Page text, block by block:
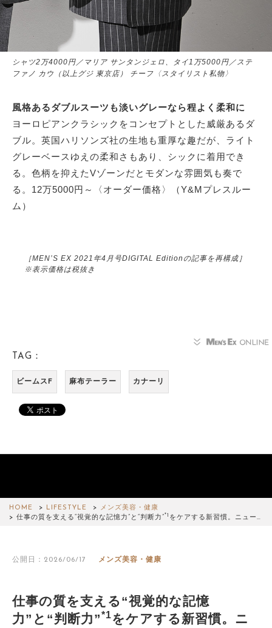
シャツ2万4000円／マリア サンタンジェロ、タイ1万5000円／ステ
ファノ カウ（以上グジ 東京店） チーフ〈スタイリスト私物〉
風格あるダブルスーツも淡いグレーなら程よく柔和に
ヨーロピアンクラシックをコンセプトとした威厳あるダ
ブル。英国ハリソンズ社の生地も重厚な趣だが、ライト
グレーベースゆえの柔和さもあり、シックに着用でき
る。色柄を抑えたVゾーンだとモダンな雰囲気も奏で
る。12万5000円～〈オーダー価格〉（Y&Mプレスルー
ム）
［MEN’S EX 2021年4月号DIGITAL Editionの記事を再構成］
※表示価格は税抜き
TAG：
ビームスF 麻布テーラー カナーリ
HOME LIFESTYLE
メンズ美容・健康
仕事の質を支える“視覚的な記憶力”と“判断力”*1 をケアする新習慣。ニュー…
公開日：2026/06/17 メンズ美容・健康
仕事の質を支える“視覚的な記憶
力”と“判断力”*1をケアする新習慣。ニ